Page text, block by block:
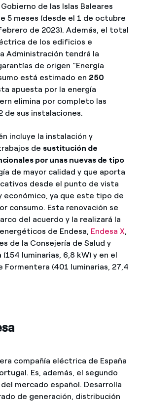
de las Islas Baleares
5 meses (desde el 1 de octubre
de 2023). Además, el total
de los edificios e
Administración tendrá la
de origen “Energía
está estimado en 250
apuesta por la energía
elimina por completo las
de sus instalaciones.
incluye la instalación y
de sustitución de
por unas nuevas de tipo
de mayor calidad y que aporta
desde el punto de vista
económico, ya que este tipo de
consumo. Esta renovación se
del acuerdo y la realizará la
de Endesa, Endesa X,
de la Consejería de Salud y
luminarias, 6,8 kW) y en el
Formentera (401 luminarias, 27,4
compañía eléctrica de España
Es, además, el segundo
mercado español. Desarrolla
de generación, distribución